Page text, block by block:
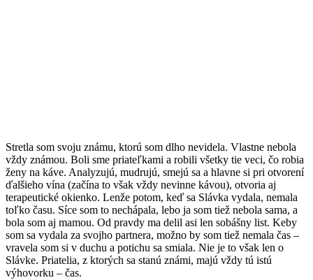
Stretla som svoju známu, ktorú som dlho nevidela. Vlastne nebola
vždy známou. Boli sme priateľkami a robili všetky tie veci, čo robia
ženy na káve. Analyzujú, mudrujú, smejú sa a hlavne si pri otvorení
ďalšieho vína (začína to však vždy nevinne kávou), otvoria aj
terapeutické okienko. Lenže potom, keď sa Slávka vydala, nemala
toľko času. Síce som to nechápala, lebo ja som tiež nebola sama, a
bola som aj mamou. Od pravdy ma delil asi len sobášny list. Keby
som sa vydala za svojho partnera, možno by som tiež nemala čas –
vravela som si v duchu a potichu sa smiala. Nie je to však len o
Slávke. Priatelia, z ktorých sa stanú známi, majú vždy tú istú
výhovorku – čas.